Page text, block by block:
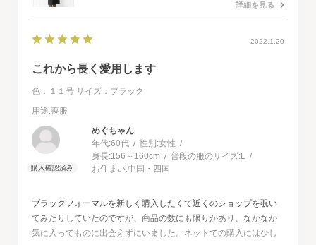
詳細を見る
2022.1.20
これから長く愛用します
色：１１号 サイズ：ブラック
用途:喪服
めぐちゃん
年代:60代 性別:女性
身長:156～160cm 普段の服のサイズ:L
お住まい:中国・四国
ブラックフォーマルを新しく購入したくて近くのショップを覗い
てみたりしていたのですが、商品の数にも限りがあり、なかなか
気に入ってものに出会えずにいました。ネットでの購入には少し